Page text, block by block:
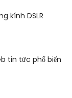
kính DSLR
tin tức phổ biến